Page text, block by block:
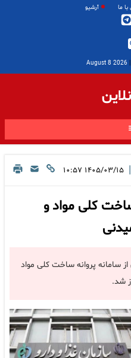
ما آرشیو
|
2026 August 8
| ۱۴۰۵/۰۳/۱۵ ۱۰:۵۷
ساخت کلی مواد و
سامانه پروانه ساخت کلی مواد
شد.